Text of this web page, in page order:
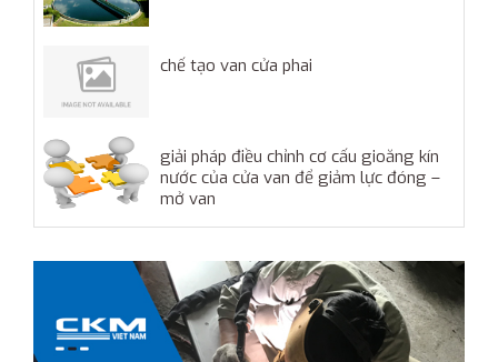
chế tạo van cửa phai
giải pháp điều chỉnh cơ cấu gioăng kín
nước của cửa van để giảm lực đóng –
mở van